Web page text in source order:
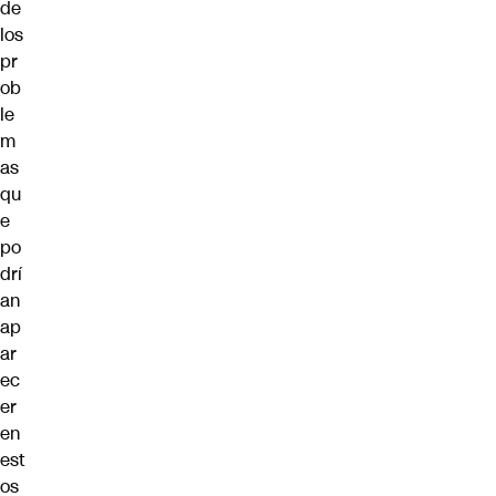
de
los
pr
ob
le
m
as
qu
e
po
drí
an
ap
ar
ec
er
en
est
os